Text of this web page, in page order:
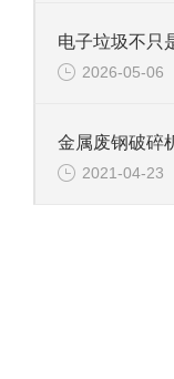
2026-05-06
2021-04-23